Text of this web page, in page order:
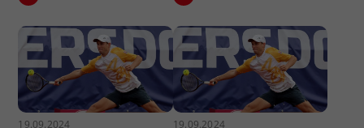
19.09.2024 19.09.2024